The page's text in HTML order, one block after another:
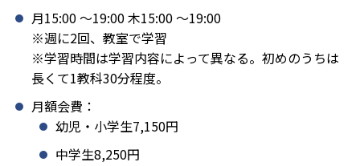
月15:00 〜19:00 木15:00 〜19:00
※週に2回、教室で学習
※学習時間は学習内容によって異なる。初めのうちは
長くて1教科30分程度。
月額会費：
幼児・小学生7,150円
中学生8,250円